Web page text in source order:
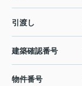
引渡し
建築確認番号
物件番号